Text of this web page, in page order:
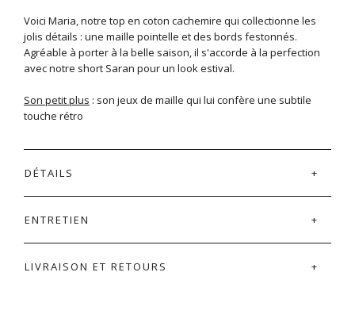
Voici Maria, notre top en coton cachemire qui collectionne les
jolis détails : une maille pointelle et des bords festonnés.
Agréable à porter à la belle saison, il s'accorde à la perfection
avec notre short Saran pour un look estival.
Son petit plus : son jeux de maille qui lui confère une subtile
touche rétro
DÉTAILS
ENTRETIEN
LIVRAISON ET RETOURS